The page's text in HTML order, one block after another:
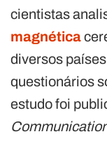
cientistas
magnética
diversos
questionários
estudo foi